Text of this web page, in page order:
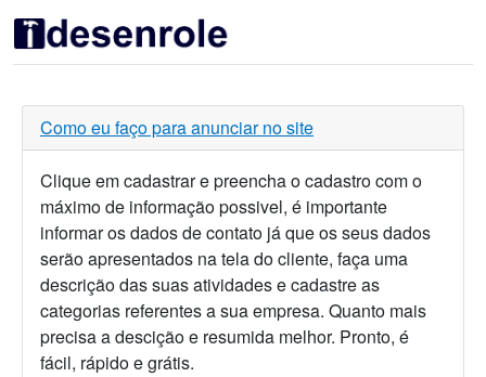
Como eu faço para anunciar no site
Clique em cadastrar e preencha o cadastro com o
máximo de informação possivel, é importante
informar os dados de contato já que os seus dados
serão apresentados na tela do cliente, faça uma
descrição das suas atividades e cadastre as
categorias referentes a sua empresa. Quanto mais
precisa a descição e resumida melhor. Pronto, é
fácil, rápido e grátis.